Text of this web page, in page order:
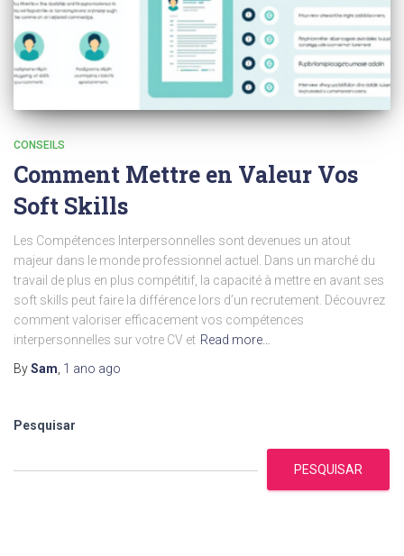
CONSEILS
Comment Mettre en Valeur Vos
Soft Skills
Les Compétences Interpersonnelles sont devenues un atout
majeur dans le monde professionnel actuel. Dans un marché du
travail de plus en plus compétitif, la capacité à mettre en avant ses
soft skills peut faire la différence lors d’un recrutement. Découvrez
comment valoriser efficacement vos compétences
interpersonnelles sur votre CV et Read more…
BySam 1 ano ago
Pesquisar
PESQUISAR